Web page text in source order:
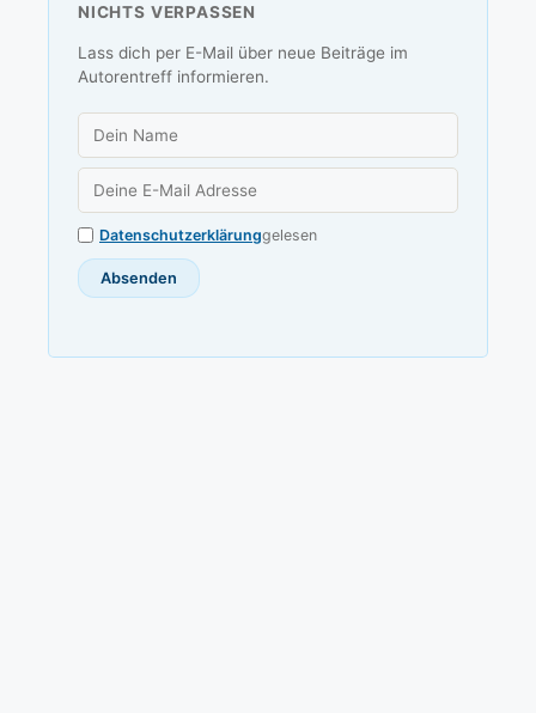
NICHTS VERPASSEN
Lass dich per E-Mail über neue Beiträge im
Autorentreff informieren.
Datenschutzerklärunggelesen